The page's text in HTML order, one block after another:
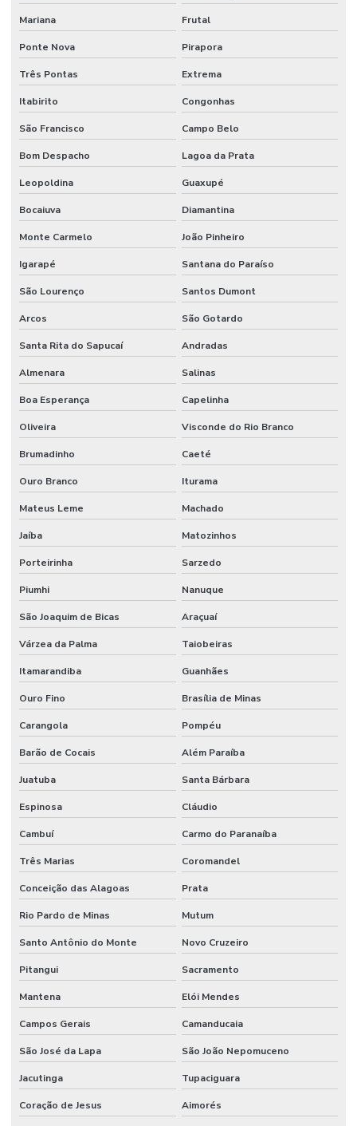
Mariana Frutal
Ponte Nova Pirapora
Três Pontas Extrema
Itabirito Congonhas
São Francisco Campo Belo
Bom Despacho Lagoa da Prata
Leopoldina Guaxupé
Bocaiuva Diamantina
Monte Carmelo João Pinheiro
Igarapé Santana do Paraíso
São Lourenço Santos Dumont
Arcos São Gotardo
Santa Rita do Sapucaí Andradas
Almenara Salinas
Boa Esperança Capelinha
Oliveira Visconde do Rio Branco
Brumadinho Caeté
Ouro Branco Iturama
Mateus Leme Machado
Jaíba Matozinhos
Porteirinha Sarzedo
Piumhi Nanuque
São Joaquim de Bicas Araçuaí
Várzea da Palma Taiobeiras
Itamarandiba Guanhães
Ouro Fino Brasília de Minas
Carangola Pompéu
Barão de Cocais Além Paraíba
Juatuba Santa Bárbara
Espinosa Cláudio
Cambuí Carmo do Paranaíba
Três Marias Coromandel
Conceição das Alagoas Prata
Rio Pardo de Minas Mutum
Santo Antônio do Monte Novo Cruzeiro
Pitangui Sacramento
Mantena Elói Mendes
Campos Gerais Camanducaia
São José da Lapa São João Nepomuceno
Jacutinga Tupaciguara
Coração de Jesus Aimorés